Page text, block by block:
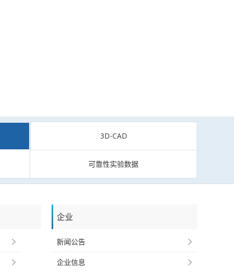
3D-CAD
可靠性实验数据
企业
新闻公告
企业信息